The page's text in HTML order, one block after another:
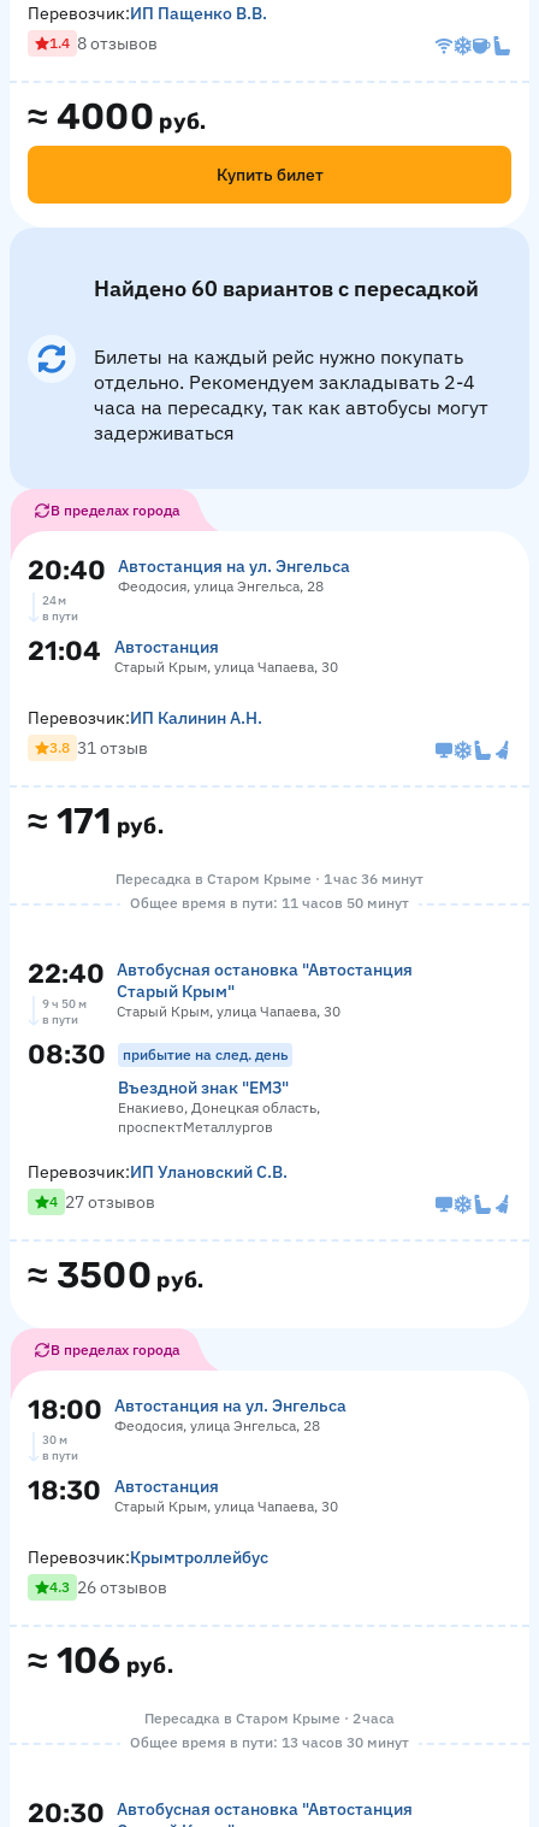
≈ 4000 руб.
Купить билет
Перевозчик:ИП Пащенко В.В.
1.4 8 отзывов
Найдено 60 вариантов с пересадкой
Билеты на каждый рейс нужно покупать
отдельно. Рекомендуем закладывать 2-4
часа на пересадку, так как автобусы могут
задерживаться
В пределах города
20:40 Автостанция на ул. Энгельса
Феодосия, улица Энгельса, 28
24 м
в пути
21:04 Автостанция
Старый Крым, улица Чапаева, 30
≈ 171 руб.
Перевозчик:ИП Калинин А.Н.
3.8 31 отзыв
Пересадка в Старом Крыме · 1 час 36 минут
Общее время в пути: 11 часов 50 минут
22:40
Автобусная остановка "Автостанция
Старый Крым"
Старый Крым, улица Чапаева, 30
9 ч 50 м
в пути
08:30 прибытие на след. день
Въездной знак "ЕМЗ"
Енакиево, Донецкая область,
проспектМеталлургов
≈ 3500 руб.
Перевозчик:ИП Улановский С.В.
4 27 отзывов
В пределах города
18:00 Автостанция на ул. Энгельса
Феодосия, улица Энгельса, 28
30 м
в пути
18:30 Автостанция
Старый Крым, улица Чапаева, 30
≈ 106 руб.
Перевозчик:Крымтроллейбус
4.3 26 отзывов
Пересадка в Старом Крыме · 2 часа
Общее время в пути: 13 часов 30 минут
20:30
Автобусная остановка "Автостанция